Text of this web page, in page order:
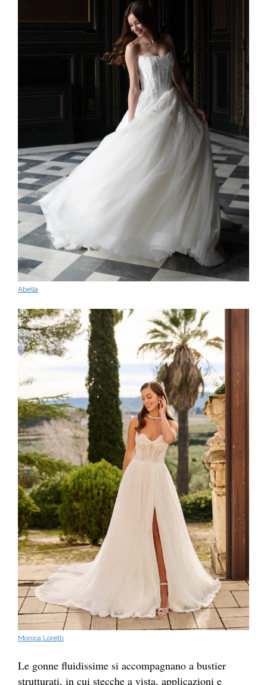
Abella
Monica Loretti
Le gonne fluidissime si accompagnano a bustier
strutturati, in cui stecche a vista, applicazioni e